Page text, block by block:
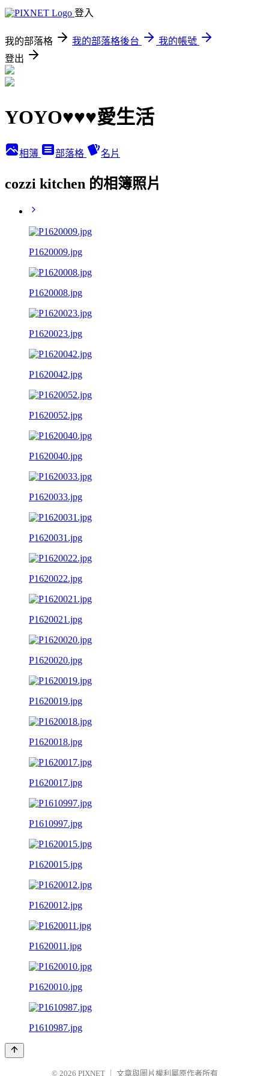
登入
我的部落格 我的部落格後台
我的帳號
登出
YOYO♥♥♥愛生活
相簿 部落格 名片
cozzi kitchen 的相簿照片
P1620009.jpg
P1620008.jpg
P1620023.jpg
P1620042.jpg
P1620052.jpg
P1620040.jpg
P1620033.jpg
P1620031.jpg
P1620022.jpg
P1620021.jpg
P1620020.jpg
P1620019.jpg
P1620018.jpg
P1620017.jpg
P1610997.jpg
P1620015.jpg
P1620012.jpg
P1620011.jpg
P1620010.jpg
P1610987.jpg
© 2026 PIXNET 文章與圖片權利屬原作者所有